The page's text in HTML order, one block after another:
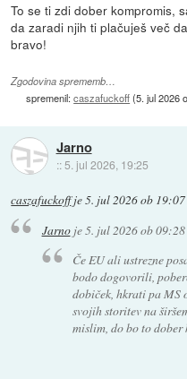
To se ti zdi dober kompromis,
da zaradi njih ti plačuješ več
bravo!
Zgodovina sprememb…
spremenil:caszafuckoff(5. jul 2026
Jarno
:: 5. jul 2026, 19:25
caszafuckoffje5. jul 2026 ob 19:07
Jarnoje5. jul 2026 ob 09:28
Če EU ali ustrezne
bodo dogovorili,
dobiček, hkrati pa MS
svojih storitev na
mislim, do bo to dober